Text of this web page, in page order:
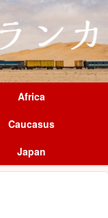
Africa
Caucasus
Japan